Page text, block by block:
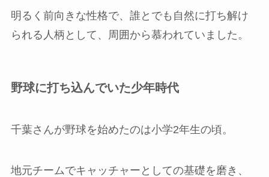
明るく前向きな性格で、誰とでも自然に打ち解け
られる人柄として、周囲から慕われていました。
野球に打ち込んでいた少年時代
千葉さんが野球を始めたのは小学2年生の頃。
地元チームでキャッチャーとしての基礎を磨き、